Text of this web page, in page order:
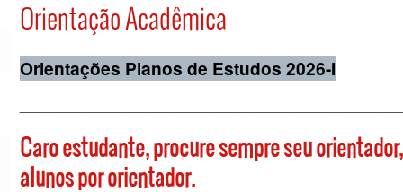
Orientação Acadêmica
Orientações Planos de Estudos 2026-I
Caro estudante, procure sempre seu
alunos por orientador.